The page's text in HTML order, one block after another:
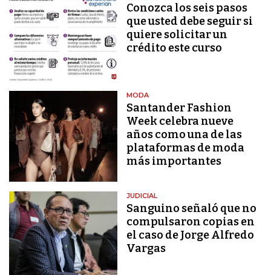
Conozca los seis pasos
que usted debe seguir si
quiere solicitar un
crédito este curso
MODA
Santander Fashion
Week celebra nueve
años como una de las
plataformas de moda
más importantes
JUDICIAL
Sanguino señaló que no
compulsaron copias en
el caso de Jorge Alfredo
Vargas